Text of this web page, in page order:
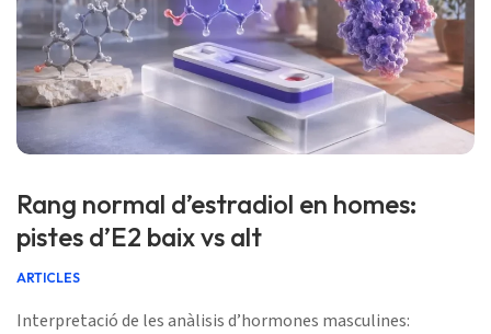
Rang normal d’estradiol en homes:
pistes d’E2 baix vs alt
ARTICLES
Interpretació de les anàlisis d’hormones masculines: